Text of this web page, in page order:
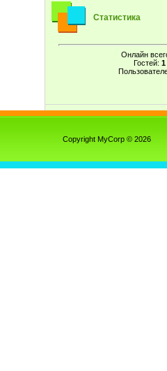
Статистика
Онлайн
Гостей: 1
Copyright MyCorp © 2026